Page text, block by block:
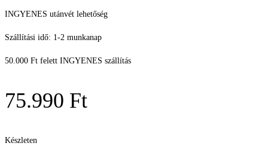
INGYENES utánvét lehetőség
Szállítási idő: 1-2 munkanap
50.000 Ft felett INGYENES szállítás
75.990 Ft
Készleten